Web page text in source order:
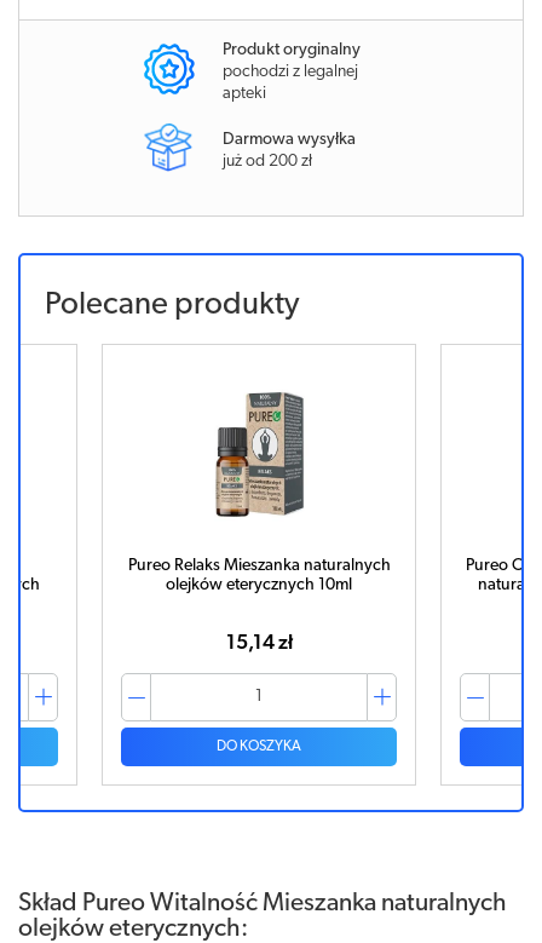
Produkt oryginalny
pochodzi z legalnej
apteki
Darmowa wysyłka
już od 200 zł
Polecane produkty
Pureo Relaks Mieszanka naturalnych
olejków eterycznych 10ml
15,14 zł
DO KOSZYKA
Pureo
Skład Pureo Witalność Mieszanka naturalnych
olejków eterycznych: